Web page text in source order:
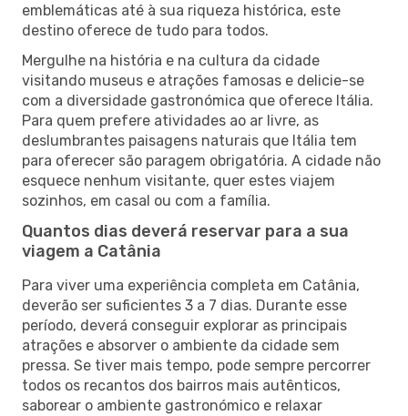
emblemáticas até à sua riqueza histórica, este
destino oferece de tudo para todos.
Mergulhe na história e na cultura da cidade
visitando museus e atrações famosas e delicie-se
com a diversidade gastronómica que oferece Itália.
Para quem prefere atividades ao ar livre, as
deslumbrantes paisagens naturais que Itália tem
para oferecer são paragem obrigatória. A cidade não
esquece nenhum visitante, quer estes viajem
sozinhos, em casal ou com a família.
Quantos dias deverá reservar para a sua
viagem a Catânia
Para viver uma experiência completa em Catânia,
deverão ser suficientes 3 a 7 dias. Durante esse
período, deverá conseguir explorar as principais
atrações e absorver o ambiente da cidade sem
pressa. Se tiver mais tempo, pode sempre percorrer
todos os recantos dos bairros mais autênticos,
saborear o ambiente gastronómico e relaxar